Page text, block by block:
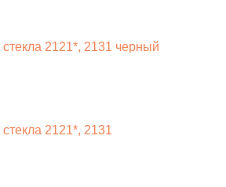
2121*, 2131 черный
2121*, 2131